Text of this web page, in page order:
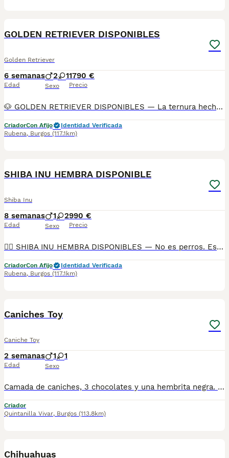
GOLDEN RETRIEVER DISPONIBLES
Golden Retriever
6 semanas
Edad
2 1
Sexo
1790 €
Precio
🐶 GOLDEN RETRIEVER DISPONIBLES — La ternura hecha perro… y algo más 🐾 Un golden no se compra, se elige con el corazón. Porque no es solo un perro bonito, es esa presencia silenciosa que sabe cuándo estás bien… y cuándo necesitas una cabeza en el regazo. 📌 Precio: 1.790 € (Lo vale. Y lo devuelve con intereses… en forma de fidelidad, ternura y momentos que no caben en una foto). 🏡 Ven, conoce, siente. Aquí no hay jaulas. Ni cachorros estresados. Solo familias peludas que crecen en un entorno limpio, seguro y lleno de cariño. Te invitamos a venir y ver por ti mismo: Los padres, los cachorros, y el lugar donde empieza su historia. 🧾 ¿Qué te llevas además de un amigo de por vida? ✔️ Microchip ✔️ Pasaporte ✔️ Vacunas y controles veterinarios al día ✔️ Socialización desde pequeños con personas y otros animales ✔️ Chequeo veterinario completo antes de la entrega ✔️ [Opcional] Pedigree nacional LOA (si te gusta que todo esté bien documentado) 🤝 Y no te soltamos la mano después: 🟡 Te damos información clara sobre los primeros cuidados, alimentación, higiene y adiestramiento 🟡 Aceptamos distintas formas de pago (sin financiación, porque esto no es algo que se compre a plazos… es un compromiso para años) 📲 ¿Quieres saber más? ¿Tienes dudas, ilusión, preguntas o simplemente sientes que ha llegado el momento? Teléfono y WhatsApp: 690 71 43 23 📍 N.Z.: 008015 ⚠️ Dicen que un golden es el perro ideal para familias. Nosotros creemos que es ideal para cualquiera que entienda que amar a un perro… es dejarse transformar para siempre.
CriadorCon Afijo
Identidad Verificada
Rubena, Burgos (117.1km)
SHIBA INU HEMBRA DISPONIBLE
Shiba Inu
8 semanas
Edad
1 2
Sexo
990 €
Precio
🐕‍🦺 SHIBA INU HEMBRA DISPONIBLES — No es perros. Es una filosofía con patas. 🐕‍🦺 Un Shiba no viene a “hacerte compañía”. Viene a compartir su mundo contigo, a enseñarte paciencia, elegancia y a cómo decir mucho… sin decir nada. 📌 Precio: 990 € (21% IVA incluido) NO FINANCIAMOS 📍 No compramos confianza. La mostramos. ¿Quieres ver dónde crecen? ¿Con quién socializan? ¿Con qué humanos comparten su día a día? Ven. Observa. Siente. No hay nada que ocultar cuando se cría con respeto. Y aquí lo hacemos con conciencia, no por volumen. 📦 ¿Qué te llevas con este cachorro que no obedece… porque razona? ✔️ Microchip ✔️ Pasaporte ✔️ Vacunas y controles veterinarios al día ✔️ Socialización desde pequeños con personas y otros animales ✔️ Chequeo veterinario completo antes de la entrega ✔️ [Opcional] Pedigree nacional (si te gusta que todo esté bien documentado) 🧭 Y para que no te sientas solo en el camino: 🟠 Te orientamos en todo: alimentación, adaptación, higiene, carácter 🟠 Aceptamos varias formas de pago (pero no financiamos — esto no es consumo rápido) 📞 Para preguntas, dudas o incluso para venir solo a mirar (y que elija él si tú eres su humano): Teléfono y WhatsApp: 690 71 43 23 📍 N.Z.: 008015 ⚠️ El Shiba no es para cualquiera. Es para quien respeta la libertad, la elegancia y el silencio que dice más que mil ladridos. Si eso resuena contigo… quizá no sea casualidad que estés leyendo esto.
CriadorCon Afijo
Identidad Verificada
Rubena, Burgos (117.1km)
Caniches Toy
Caniche Toy
2 semanas
Edad
1 1
Sexo
Camada de caniches, 3 chocolates y una hembrita negra. Todos ellos se desparasitan y vacunan acorde a su edad, la entrega de los cachorros será en presencia de veterinario colegiado que pondrá microchip y pasaporte sanitario y certificara el buen estado del cachorro. Comiendo pienso seco, del que se dará un paquete para los primeros dias. A partir de 1500€.
Criador
Quintanilla Vivar, Burgos (113.8km)
Chihuahuas